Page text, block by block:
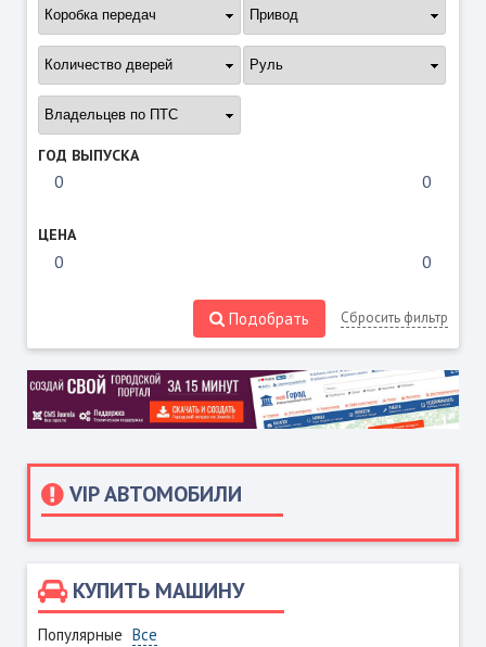
VIP АВТОМОБИЛИ
КУПИТЬ МАШИНУ
Популярные Все
ГОД ВЫПУСКА
ЦЕНА
Подобрать Сбросить фильтр